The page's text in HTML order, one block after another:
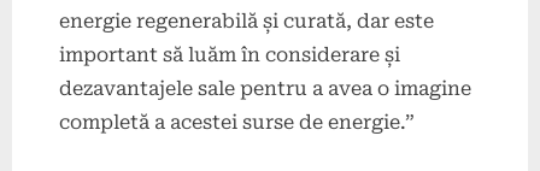
energie regenerabilă și curată, dar este
important să luăm în considerare și
dezavantajele sale pentru a avea o imagine
completă a acestei surse de energie.”